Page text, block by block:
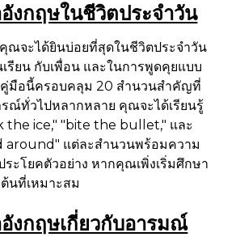
งกฤษในชีวิตประจำวัน
ณจะได้ยินบ่อยที่สุดในชีวิตประจำวัน
รียน กับเพื่อน และในการพูดคุยแบบ
คู่มือนี้ครอบคลุม 20 สำนวนสำคัญที่
ณ์ทั่วไปหลากหลาย คุณจะได้เรียนรู้
the ice," "bite the bullet," และ
around" แต่ละสำนวนพร้อมความ
ะโยคตัวอย่าง หากคุณเพิ่งเริ่มศึกษา
นที่เหมาะสม
งกฤษเกี่ยวกับอารมณ์